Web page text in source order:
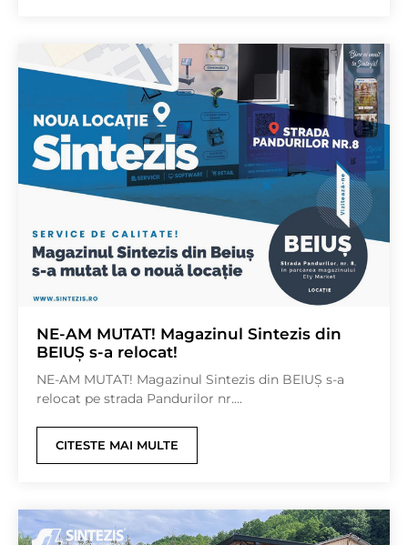
NE-AM MUTAT! Magazinul Sintezis din
BEIUȘ s-a relocat!
NE-AM MUTAT! Magazinul Sintezis din BEIUȘ s-a
relocat pe strada Pandurilor nr....
CITESTE MAI MULTE